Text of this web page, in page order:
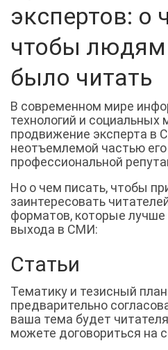
экспертов: о
чтобы людям
было читать
В современном мире
технологий и социальных
продвижение эксперта в
неотъемлемой частью
профессиональной
Но о чем писать, чтобы
заинтересовать
форматов, которые лучше
выхода в СМИ:
Статьи
Тематику и тезисный
предварительно
ваша тема будет
можете договориться на